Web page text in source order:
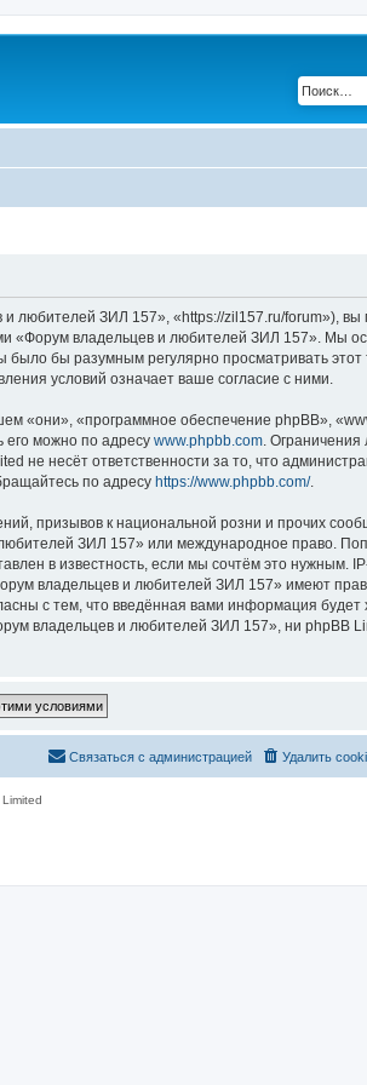
ЗИЛ 157», «https://zil157.ru/forum»), вы
«Форум владельцев и любителей ЗИЛ 157». Мы
бы разумным регулярно просматривать этот
условий означает ваше согласие с ними.
«они», «программное обеспечение phpBB»,
его можно по адресу www.phpbb.com .
не несёт ответственности за то, что
по адресу https://www.phpbb.com/.
призывов к национальной розни и прочих
ЗИЛ 157» или международное право.
в известность, если мы сочтём это нужным.
владельцев и любителей ЗИЛ 157» имеют
с тем, что введённая вами информация будет
владельцев и любителей ЗИЛ 157», ни phpBB
Удалить
Связаться с администрацией